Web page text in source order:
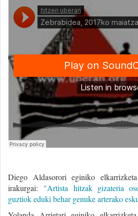
Diego Aldasorori eginiko
irakurgai: "Artista hitzak gizateria
guztiok eduki behar genuke arterako